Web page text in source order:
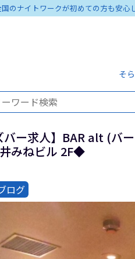
国のナイトワークが初めての方も安心
そ
バー求人】BAR alt (バ
みねビル 2F◆
ログ